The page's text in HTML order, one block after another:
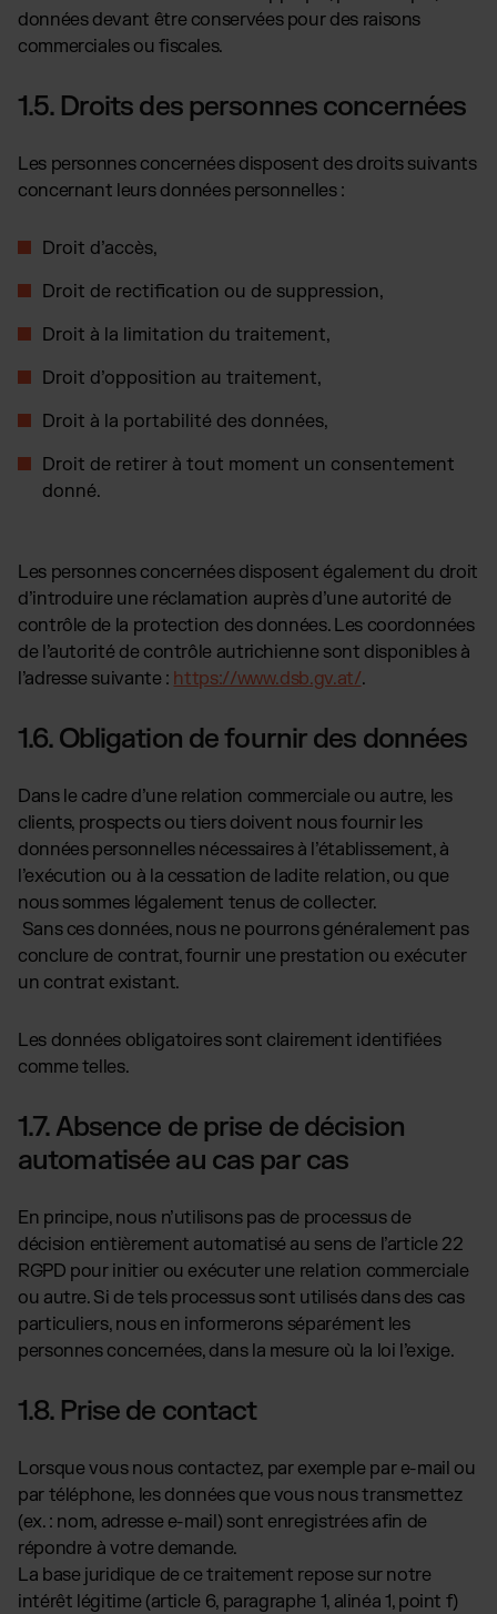
données devant être conservées pour des raisons
commerciales ou fiscales.
1.5. Droits des personnes concernées
Les personnes concernées disposent des droits suivants
concernant leurs données personnelles :
Droit d’accès,
Droit de rectification ou de suppression,
Droit à la limitation du traitement,
Droit d’opposition au traitement,
Droit à la portabilité des données,
Droit de retirer à tout moment un consentement
donné.
Les personnes concernées disposent également du droit
d’introduire une réclamation auprès d’une autorité de
contrôle de la protection des données. Les coordonnées
de l’autorité de contrôle autrichienne sont disponibles à
l’adresse suivante : https://www.dsb.gv.at/.
1.6. Obligation de fournir des données
Dans le cadre d’une relation commerciale ou autre, les
clients, prospects ou tiers doivent nous fournir les
données personnelles nécessaires à l’établissement, à
l’exécution ou à la cessation de ladite relation, ou que
nous sommes légalement tenus de collecter.
Sans ces données, nous ne pourrons généralement pas
conclure de contrat, fournir une prestation ou exécuter
un contrat existant.
Les données obligatoires sont clairement identifiées
comme telles.
1.7. Absence de prise de décision
automatisée au cas par cas
En principe, nous n’utilisons pas de processus de
décision entièrement automatisé au sens de l’article 22
RGPD pour initier ou exécuter une relation commerciale
ou autre. Si de tels processus sont utilisés dans des cas
particuliers, nous en informerons séparément les
personnes concernées, dans la mesure où la loi l’exige.
1.8. Prise de contact
Lorsque vous nous contactez, par exemple par e-mail ou
par téléphone, les données que vous nous transmettez
(ex. : nom, adresse e-mail) sont enregistrées afin de
répondre à votre demande.
La base juridique de ce traitement repose sur notre
intérêt légitime (article 6, paragraphe 1, alinéa 1, point f)